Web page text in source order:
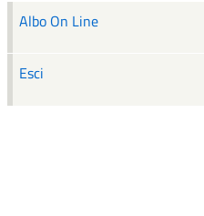
Albo On Line
Esci